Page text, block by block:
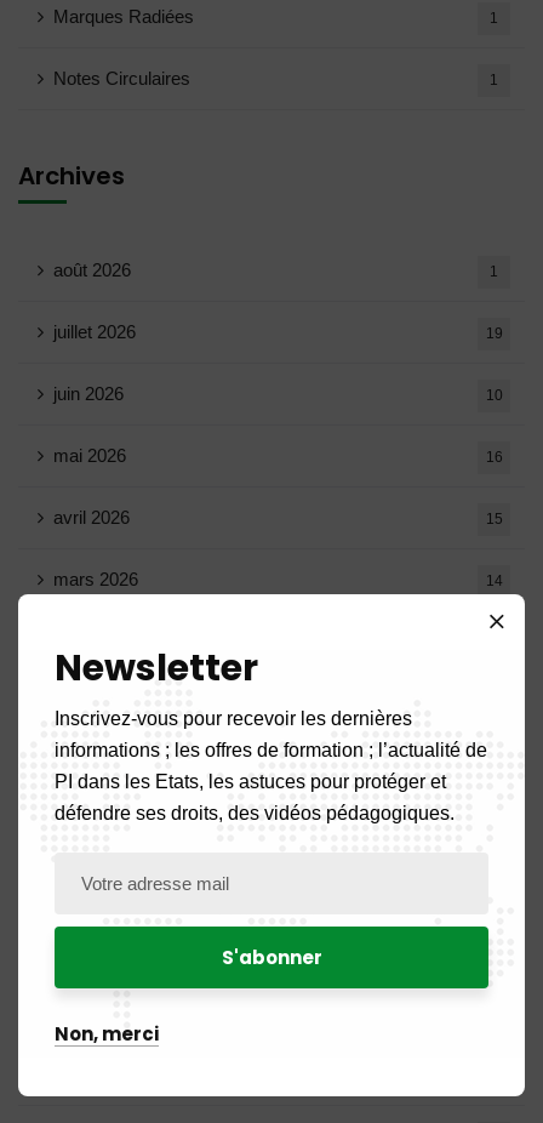
Marques Radiées 1
Notes Circulaires 1
Archives
août 2026 1
juillet 2026 19
juin 2026 10
mai 2026 16
avril 2026 15
mars 2026 14
décembre 2025
novembre 2025
octobre 2025
Newsletter
Inscrivez-vous pour recevoir les dernières
informations ; les offres de formation ; l’actualité de
PI dans les Etats, les astuces pour protéger et
défendre ses droits, des vidéos pédagogiques.
Non, merci